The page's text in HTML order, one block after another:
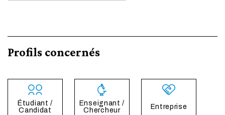
Profils concernés
Étudiant /
Candidat
Enseignant /
Chercheur
Entreprise